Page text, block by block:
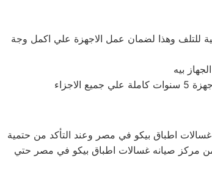
للتلف وهذا لضمان عمل الاجهزة علي اكمل وجة
بيه
غسالات اطباق بيكو في مصر وعند التأكد من حتمية
مركز صيانه غسالات اطباق بيكو في مصر حتي